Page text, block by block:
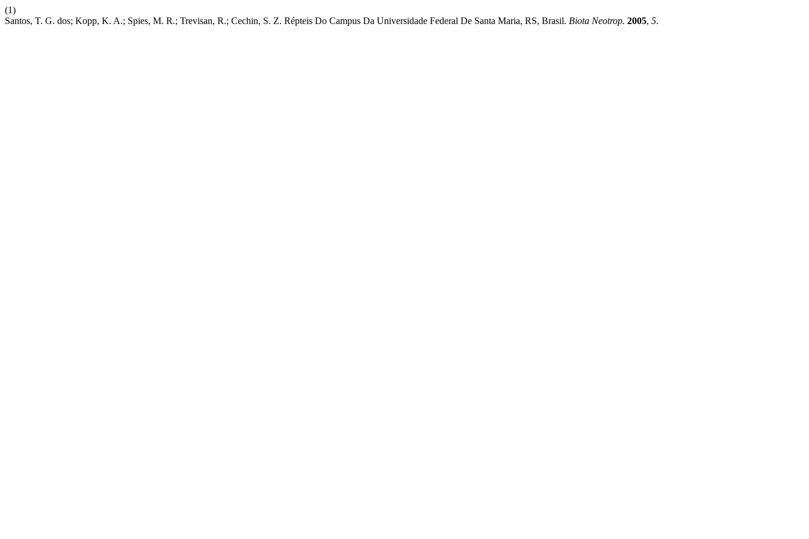
(1)
Santos, T. G. dos; Kopp, K. A.; Spies, M. R.; Trevisan, R.; Cechin, S. Z. Répteis Do Campus Da Universidade Federal De Santa Maria, RS, Brasil. Biota Neotrop. 2005, 5.